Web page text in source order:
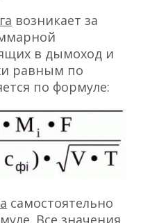
возникает за
в дымоход и
равным по
по формуле:
самостоятельно